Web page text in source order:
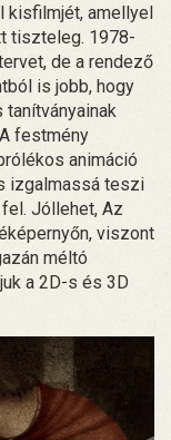
kisfilmjét, amellyel
tiszteleg. 1978-
de a rendező
is jobb, hogy
festmény
animáció
izgalmassá teszi
Jóllehet, Az
viszont
méltó
a 2D-s és 3D